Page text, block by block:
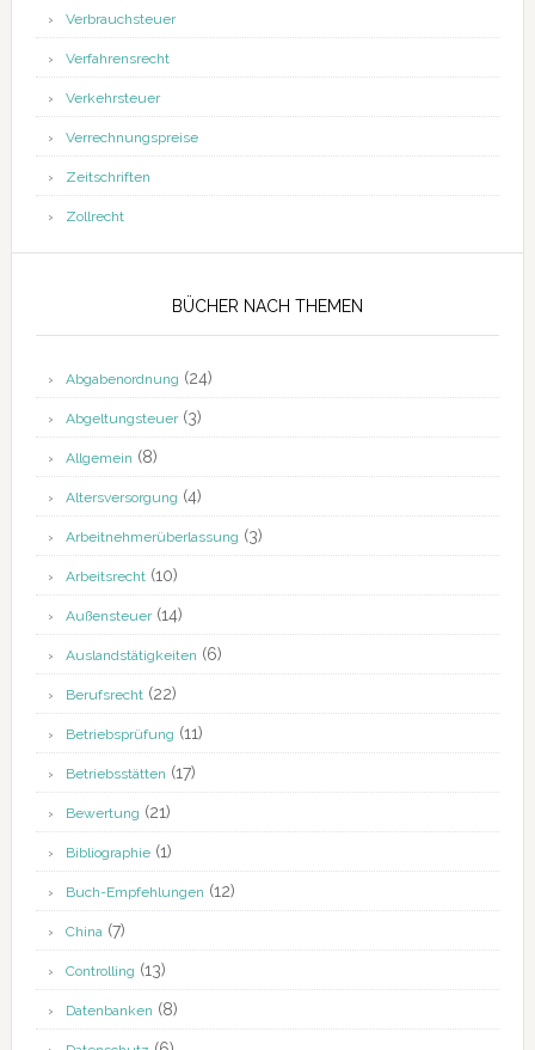
Verbrauchsteuer
Verfahrensrecht
Verkehrsteuer
Verrechnungspreise
Zeitschriften
Zollrecht
BÜCHER NACH THEMEN
Abgabenordnung (24)
Abgeltungsteuer(3)
Allgemein (8)
Altersversorgung (4)
Arbeitnehmerüberlassung (3)
Arbeitsrecht(10)
Außensteuer(14)
Auslandstätigkeiten (6)
Berufsrecht(22)
Betriebsprüfung (11)
Betriebsstätten (17)
Bewertung (21)
Bibliographie(1)
Buch-Empfehlungen (12)
China(7)
Controlling (13)
Datenbanken (8)